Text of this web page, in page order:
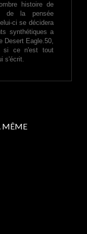
histoire de
de la pensée
ci se décidera
synthétiques a
Desert Eagle.50,
si ce n'est tout
s'écrit.
MÊME